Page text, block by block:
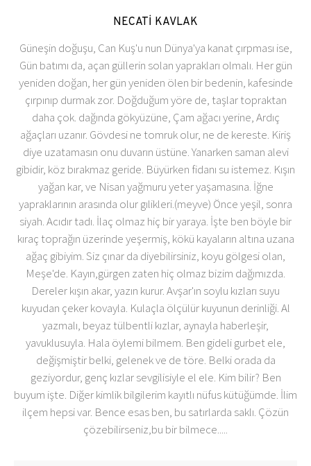
NECATİ KAVLAK
Güneşin doğuşu, Can Kuş'u nun Dünya'ya kanat çırpması ise,
Gün batımı da, açan güllerin solan yaprakları olmalı. Her gün
yeniden doğan, her gün yeniden ölen bir bedenin, kafesinde
çırpınıp durmak zor. Doğduğum yöre de, taşlar topraktan
daha çok. dağında gökyüzüne, Çam ağacı yerine, Ardıç
ağaçları uzanır. Gövdesi ne tomruk olur, ne de kereste. Kiriş
diye uzatamasın onu duvarın üstüne. Yanarken saman alevi
gibidir, köz bırakmaz geride. Büyürken fidanı su istemez. Kışın
yağan kar, ve Nisan yağmuru yeter yaşamasına. İğne
yapraklarının arasında olur gılikleri.(meyve) Önce yeşil, sonra
siyah. Acıdır tadı. İlaç olmaz hiç bir yaraya. İşte ben böyle bir
kıraç toprağın üzerinde yeşermiş, kökü kayaların altına uzana
ağaç gibiyim. Siz çınar da diyebilirsiniz, koyu gölgesi olan,
Meşe'de. Kayın,gürgen zaten hiç olmaz bizim dağımızda.
Dereler kışın akar, yazın kurur. Avşar'ın soylu kızları suyu
kuyudan çeker kovayla. Kulaçla ölçülür kuyunun derinliği. Al
yazmalı, beyaz tülbentli kızlar, aynayla haberleşir,
yavuklusuyla. Hala öylemi bilmem. Ben gideli gurbet ele,
değişmiştir belki, gelenek ve de töre. Belki orada da
geziyordur, genç kızlar sevgilisiyle el ele. Kim bilir? Ben
buyum işte. Diğer kimlik bilgilerim kayıtlı nüfus kütüğümde. İlim
ilçem hepsi var. Bence esas ben, bu satırlarda saklı. Çözün
çözebilirseniz,bu bir bilmece.....